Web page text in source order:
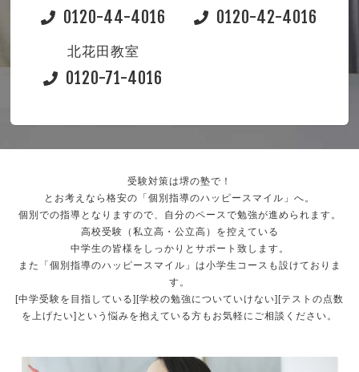
0120-44-4016 0120-42-4016
北花田教室
0120-71-4016
受験対策は堺の塾で！
とお考えなら格安の「個別指導のハッピースマイル」へ。
個別での指導となりますので、自分のペースで勉強が進められます。
高校受験（私立高・公立高）を控えている
中学生の皆様をしっかりとサポート致します。
また「個別指導のハッピースマイル」は小学生コースも設けておりま
す。
[中学受験を目指している][学校の勉強についていけない][テストの点数
を上げたい]という悩みを抱えている方もお気軽にご相談ください。